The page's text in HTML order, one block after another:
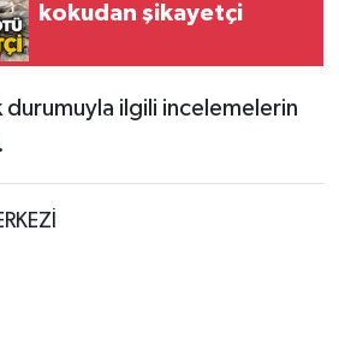
kokudan şikayetçi
durumuyla ilgili incelemelerin